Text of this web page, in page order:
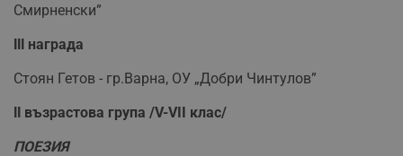
Смирненски”
ІІІ награда
Стоян Гетов - гр.Варна, ОУ „Добри Чинтулов”
ІІ възрастова група /V-VII клас/
ПОЕЗИЯ